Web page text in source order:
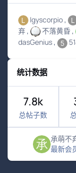
lgyscorpio
弃
不落黄昏
dasGenius
统计数据
7.8k
总帖子数
承萌不
最新会